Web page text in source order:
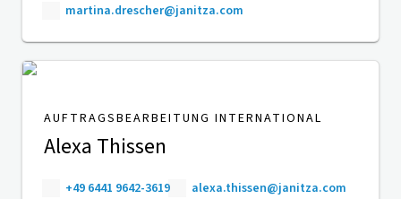
martina.drescher@janitza.com
AUFTRAGSBEARBEITUNG INTERNATIONAL
Alexa Thissen
+49 6441 9642-3619 alexa.thissen@janitza.com